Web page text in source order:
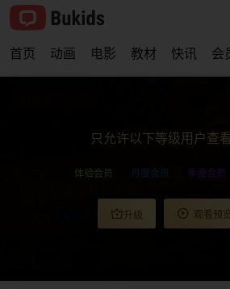
首页 动画 电影 教材 快讯 会
只允许以下等级用户查
体验会员 月度会员 季度会员
升级 观看预